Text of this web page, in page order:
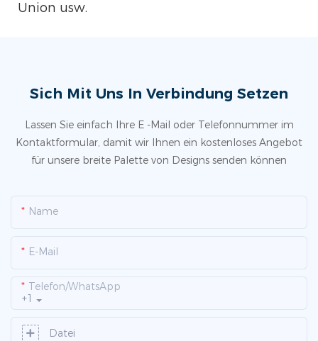
Union usw.
Sich Mit Uns In Verbindung Setzen
Lassen Sie einfach Ihre E -Mail oder Telefonnummer im
Kontaktformular, damit wir Ihnen ein kostenloses Angebot
für unsere breite Palette von Designs senden können
Name
E-Mail
+1
Telefon/WhatsApp
Datei